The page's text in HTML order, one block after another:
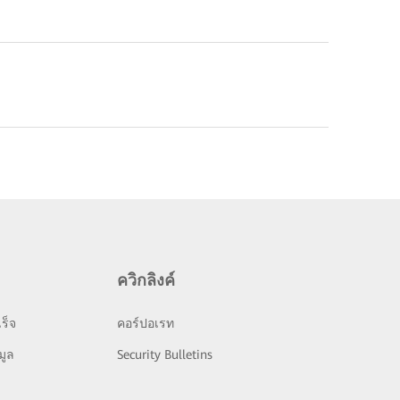
จ
ล
ควิกลิงค์
คอร์ปอเรท
Security Bulletins